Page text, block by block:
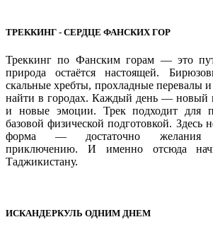
ТРЕККИНГ - СЕРДЦЕ ФАНСКИХ ГОР
Треккинг по Фанским горам — это
природа остаётся настоящей.
скальные хребты, прохладные перевалы
найти в городах. Каждый день — новый
и новые эмоции. Трек подходит для
базовой физической подготовкой. Здесь
форма — достаточно желания
приключению. И именно отсюда
Таджикистану.
ИСКАНДЕРКУЛЬ ОДНИМ ДНЕМ